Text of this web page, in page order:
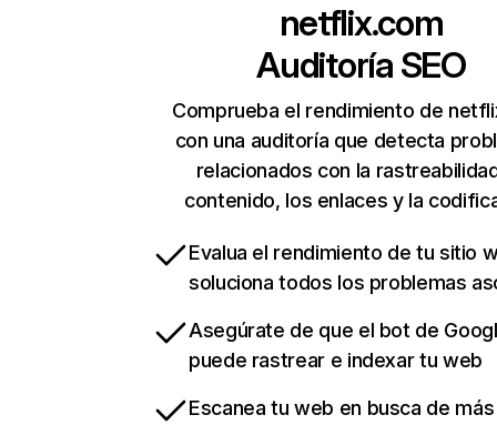
netflix.com
Auditoría SEO
Comprueba el rendimiento de
con una auditoría que detecta
relacionados con la
contenido, los enlaces y la
Evalua el rendimiento de tu sitio
soluciona todos los problemas
Asegúrate de que el bot de
puede rastrear e indexar tu web
Escanea tu web en busca de